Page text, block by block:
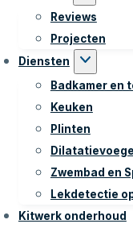
Reviews
Projecten
Diensten
Badkamer en
Keuken
Plinten
Zwembad en
Lekdetectie
Kitwerk onderhoud